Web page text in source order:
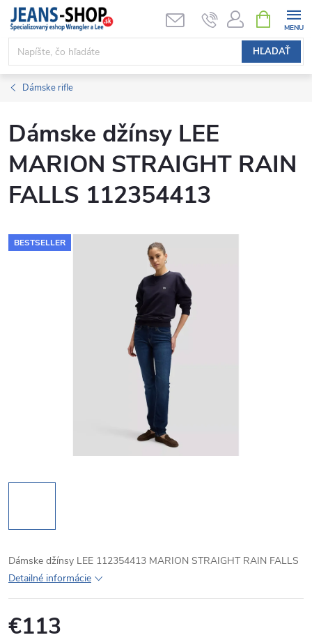
Prejsť
obsah
HĽADAŤ
KOŠÍK
Dámske rifle
Dámske džínsy LEE
MARION STRAIGHT RAIN
FALLS 112354413
BESTSELLER
Dámske džínsy LEE 112354413 MARION STRAIGHT RAIN FALLS
Detailné informácie
€113